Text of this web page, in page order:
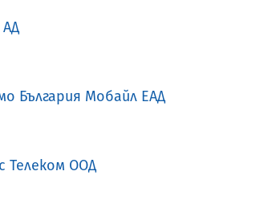
АД
България Мобайл ЕАД
Телеком ООД